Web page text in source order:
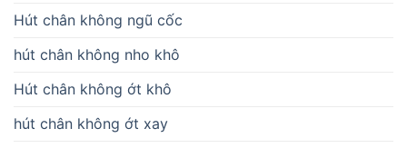
Hút chân không ngũ cốc
hút chân không nho khô
Hút chân không ớt khô
hút chân không ớt xay